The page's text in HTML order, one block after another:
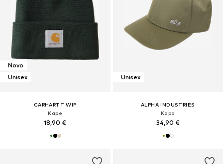
Novo
Unisex
CARHARTT WIP
Kape
18,90 €
Unisex
ALPHA INDUSTRIES
Kapa
34,90 €